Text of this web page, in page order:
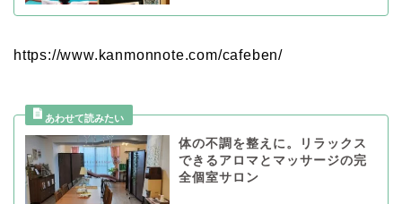
https://www.kanmonnote.com/cafeben/
体の不調を整えに。リラックス
できるアロマとマッサージの完
全個室サロン